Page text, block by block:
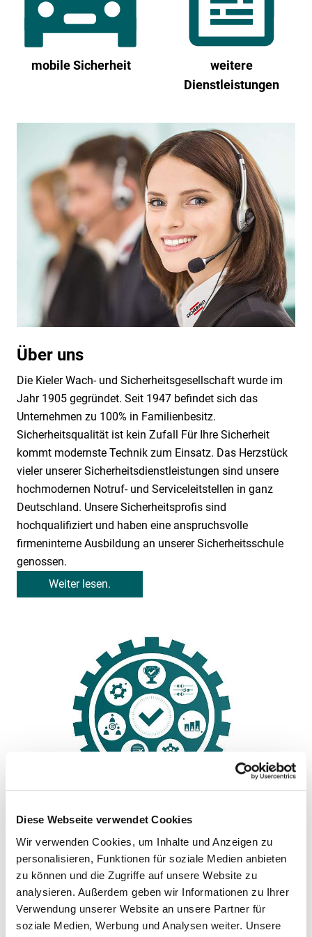
Diese Webseite verwendet Cookies
Wir verwenden Cookies, um Inhalte und Anzeigen zu
personalisieren, Funktionen für soziale Medien anbieten
zu können und die Zugriffe auf unsere Website zu
analysieren. Außerdem geben wir Informationen zu Ihrer
Verwendung unserer Website an unsere Partner für
soziale Medien, Werbung und Analysen weiter. Unsere
mobile Sicherheit
weitere
Dienstleistungen
Über uns
Die Kieler Wach- und Sicherheitsgesellschaft wurde im
Jahr 1905 gegründet. Seit 1947 befindet sich das
Unternehmen zu 100% in Familienbesitz.
Sicherheitsqualität ist kein Zufall Für Ihre Sicherheit
kommt modernste Technik zum Einsatz. Das Herzstück
vieler unserer Sicherheitsdienstleistungen sind unsere
hochmodernen Notruf- und Serviceleitstellen in ganz
Deutschland. Unsere Sicherheitsprofis sind
hochqualifiziert und haben eine anspruchsvolle
firmeninterne Ausbildung an unserer Sicherheitsschule
genossen.
Weiter lesen.
Qualitätsmanagement
Unser Qualitätsmanagement setzt auf Vertrauen in
unsere Mitarbeiter*innen, mobilisiert ihr Know-how, ihre
Intelligenz und ihre Verantwortung. Es ist ein System,